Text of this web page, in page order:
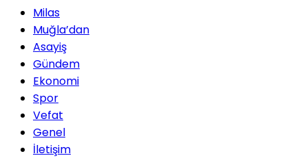
Milas
Muğla’dan
Asayiş
Gündem
Ekonomi
Spor
Vefat
Genel
İletişim